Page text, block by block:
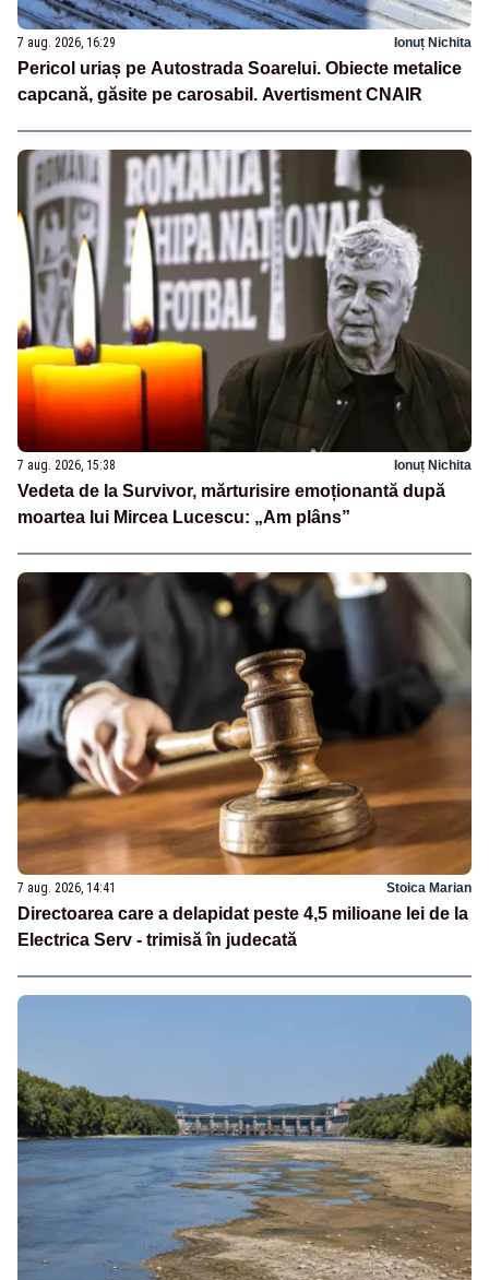
7 aug. 2026, 16:29 Ionuț Nichita
Pericol uriaș pe Autostrada Soarelui. Obiecte metalice
capcană, găsite pe carosabil. Avertisment CNAIR
7 aug. 2026, 15:38 Ionuț Nichita
Vedeta de la Survivor, mărturisire emoționantă după
moartea lui Mircea Lucescu: „Am plâns”
7 aug. 2026, 14:41 Stoica Marian
Directoarea care a delapidat peste 4,5 milioane lei de la
Electrica Serv - trimisă în judecată